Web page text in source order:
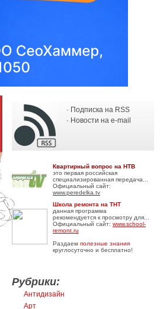
· Подписка на RSS
· Новости на e-mail
Квартирный вопрос на НТВ
это первая российская
специализированная передача...
Официальный сайт:
www.peredelka.tv
Школа ремонта на ТНТ
данная программа
рекомендуется к просмотру для...
Официальный сайт: www.school-
remont.ru
Раздаем полезные знания
круглосуточно и бесплатно!
Рубрики:
Антидизайн
Арт